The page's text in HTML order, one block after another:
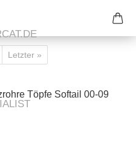
Letzter »
Töpfe Softail 00-09